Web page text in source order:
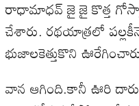
రాధామాధవ్ జై జై కొత్త
చేశారు. రథయాత్రలో
భుజాలకెత్తుకొని
వాన ఆగింది.కానీ ఊరి